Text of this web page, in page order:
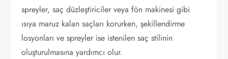
spreyler, saç düzleştiriciler veya fön makinesi gibi
ısıya maruz kalan saçları korurken, şekillendirme
losyonları ve spreyler ise istenilen saç stilinin
oluşturulmasına yardımcı olur.